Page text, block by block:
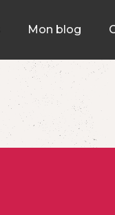
Mon blog